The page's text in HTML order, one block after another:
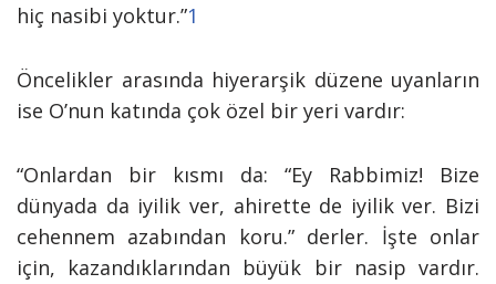
hiç nasibi yoktur.”1
Öncelikler arasında hiyerarşik düzene uyanların
ise O’nun katında çok özel bir yeri vardır:
“Onlardan bir kısmı da: “Ey Rabbimiz! Bize
dünyada da iyilik ver, ahirette de iyilik ver. Bizi
cehennem azabından koru.” derler. İşte onlar
için, kazandıklarından büyük bir nasip vardır.